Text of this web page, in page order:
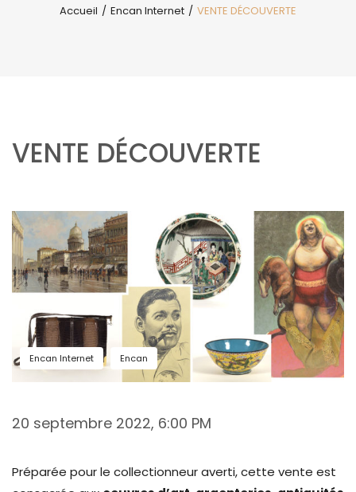
Accueil / Encan Internet / VENTE DÉCOUVERTE
VENTE DÉCOUVERTE
Encan Internet Encan
20 septembre 2022, 6:00 PM
Préparée pour le collectionneur averti, cette vente est